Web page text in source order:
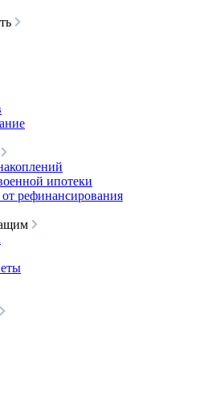
ипотеки
рефинансирования